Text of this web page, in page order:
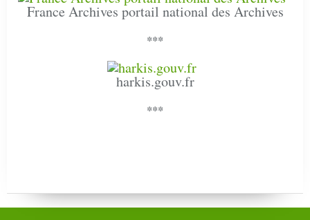
France Archives portail national des Archives
***
harkis.gouv.fr
***